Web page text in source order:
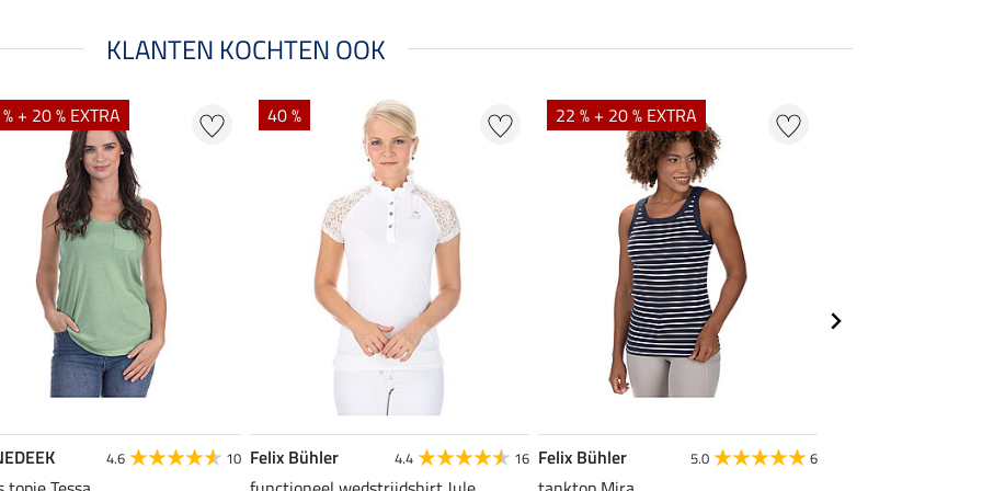
KLANTEN KOCHTEN OOK
+ 20 % EXTRA
4.6 10
40 %
Felix Bühler 4.4 16
22 % + 20 % EXTRA
Felix Bühler 5.0 6